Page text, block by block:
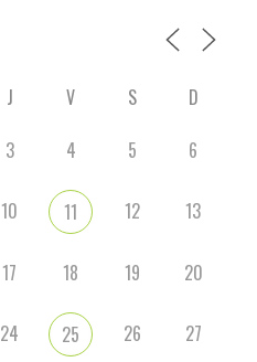
J V S
D
3 4 5 6
10 11 12 13
17 18 19 20
24 25 26 27